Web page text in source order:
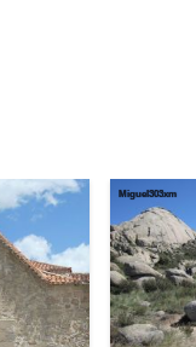
Miguel303xm